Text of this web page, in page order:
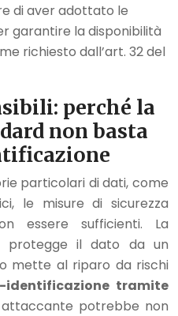
di aver adottato le
garantire la disponibilità
richiesto dall’art. 32 del
perché la
non basta
particolari di dati, come
le misure di sicurezza
essere sufficienti. La
protegge il dato da un
mette al riparo da rischi
identificazione tramite
attaccante potrebbe non